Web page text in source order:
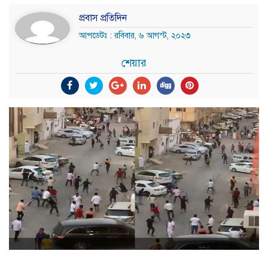
প্রবাস প্রতিদিন
আপডেটঃ : রবিবার, ৬ আগস্ট, ২০২৩
শেয়ার